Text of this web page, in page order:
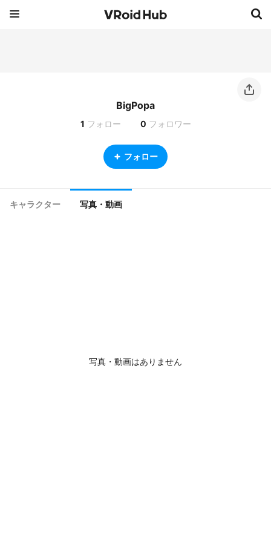
BigPopa
1 フォロー 0 フォロワー
フォロー
キャラクター 写真・動画
写真・動画はありません